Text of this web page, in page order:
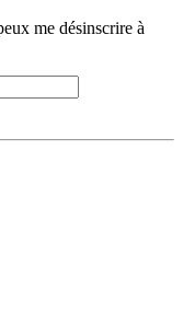
me désinscrire à